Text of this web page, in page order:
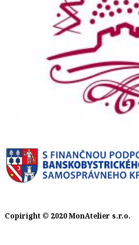
Copiright © 2020 MonAtelier s.r.o.